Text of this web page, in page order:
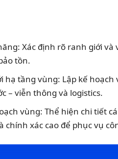
Xác định rõ ranh giới
tồn.
hạ tầng vùng: Lập kế
– viễn thông và logistics.
vùng: Thể hiện chi tiết
chính xác cao để phục vụ